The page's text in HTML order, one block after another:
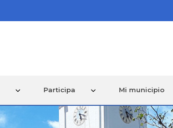
Participa Mi municipio